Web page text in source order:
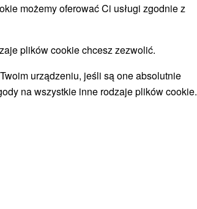
Oravskej
możemy oferować Ci usługi zgodnie z
plików cookie chcesz zezwolić.
urządzeniu, jeśli są one absolutnie
na wszystkie inne rodzaje plików cookie.